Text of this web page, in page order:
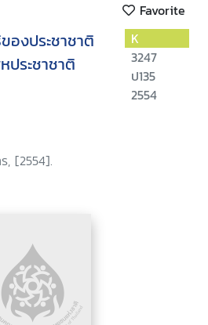
Favorite
งประชาชาติ
ระชาชาติ
, [2554].
K
3247
ป135
2554